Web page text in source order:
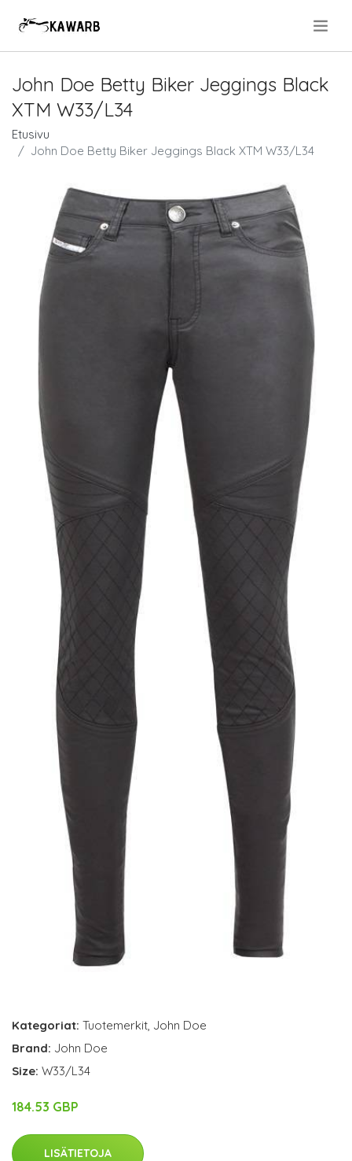
John Doe Betty Biker Jeggings Black
XTM W33/L34
Etusivu
John Doe Betty Biker Jeggings Black XTM W33/L34
Kategoriat: Tuotemerkit, John Doe
Brand: John Doe
Size: W33/L34
184.53 GBP
LISÄTIETOJA